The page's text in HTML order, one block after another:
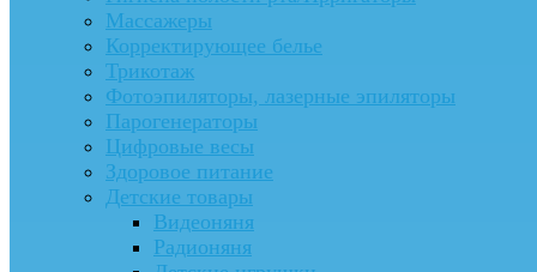
Массажеры
Корректирующее белье
Трикотаж
Фотоэпиляторы, лазерные эпиляторы
Парогенераторы
Цифровые весы
Здоровое питание
Детские товары
Видеоняня
Радионяня